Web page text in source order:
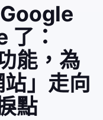
：
能，為
」走向
點